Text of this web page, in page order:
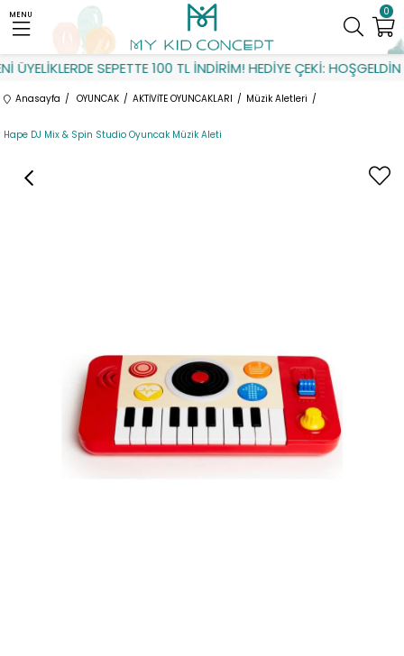
SEPETTE 100 TL İNDİRİM! HEDİYE ÇEKİ: HOŞGELDİN
0
MENU
Anasayfa OYUNCAK AKTİVİTE OYUNCAKLARI Müzik Aletleri
Hape DJ Mix & Spin Studio Oyuncak Müzik Aleti